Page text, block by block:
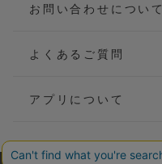
お問い合わせについて
よくあるご質問
アプリについて